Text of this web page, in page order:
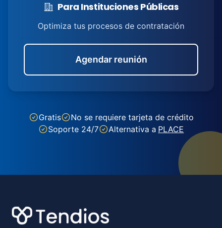
Para Instituciones Públicas
Optimiza tus procesos de contratación
Agendar reunión
Gratis
No se requiere tarjeta de crédito
Soporte 24/7
Alternativa a PLACE